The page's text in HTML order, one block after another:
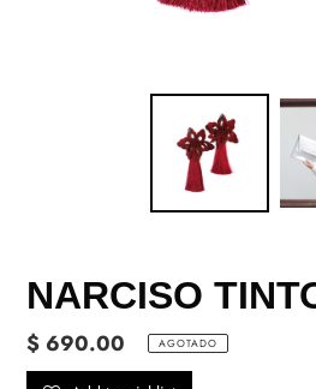
NARCISO
Precio
habitual
$ 690.00 AGOTADO